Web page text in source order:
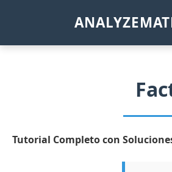
Tutorial Completo con